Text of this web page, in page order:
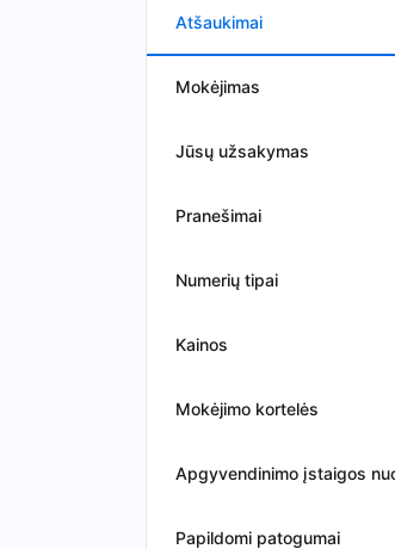
Atšaukimai
Mokėjimas
Jūsų užsakymas
Pranešimai
Numerių tipai
Kainos
Mokėjimo kortelės
Apgyvendinimo įstaigos
Papildomi patogumai